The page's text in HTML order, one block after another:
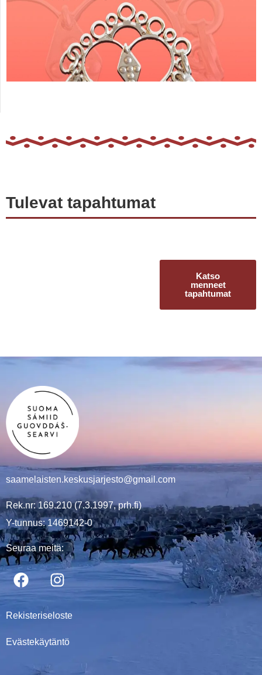
Tulevat tapahtumat
Katso
menneet
tapahtumat
saamelaisten.keskusjarjesto@gmail.com
Rek.nr: 169.210 (7.3.1997, prh.fi)
Y-tunnus: 1469142-0
Seuraa meitä:
Rekisteriseloste
Evästekäytäntö